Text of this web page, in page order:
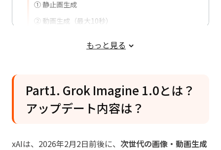
① 静止画生成
② 動画生成（最大10秒）
もっと見る
Part1. Grok Imagine 1.0とは？
アップデート内容は？
xAIは、2026年2月2日前後に、 次世代の画像・動画生成